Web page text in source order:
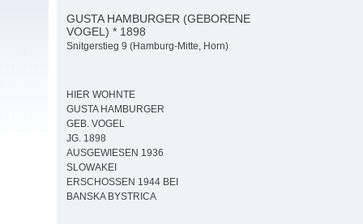
GUSTA HAMBURGER (GEBORENE
VOGEL) * 1898
Snitgerstieg 9 (Hamburg-Mitte, Horn)
HIER WOHNTE
GUSTA HAMBURGER
GEB. VOGEL
JG. 1898
AUSGEWIESEN 1936
SLOWAKEI
ERSCHOSSEN 1944 BEI
BANSKA BYSTRICA